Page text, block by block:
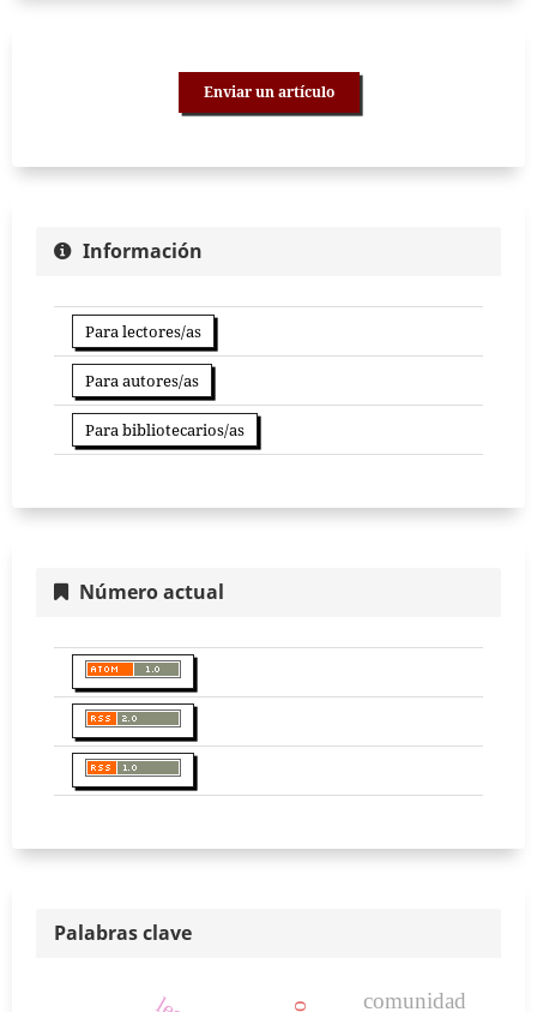
Enviar un artículo
Información
Para lectores/as
Para autores/as
Para bibliotecarios/as
Número actual
Palabras clave
comunidad